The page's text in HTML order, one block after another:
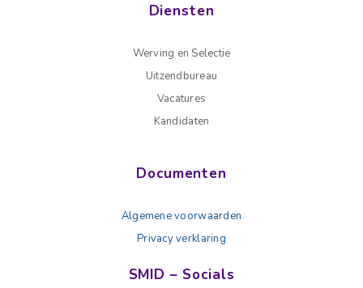
Diensten
Werving en Selectie
Uitzendbureau
Vacatures
Kandidaten
Documenten
Algemene voorwaarden
Privacy verklaring
SMID – Socials